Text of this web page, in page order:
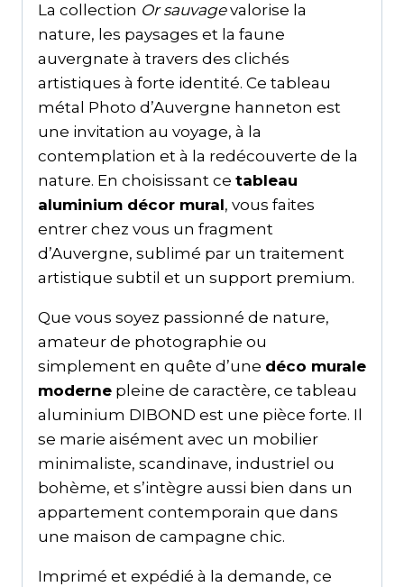
La collection Or sauvagevalorise la
nature, les paysages et la faune
auvergnate à travers des clichés
artistiques à forte identité. Ce tableau
métal Photo d’Auvergne hanneton est
une invitation au voyage, à la
contemplation et à la redécouverte de la
nature. En choisissant ce tableau
aluminium décor mural, vous faites
entrer chez vous un fragment
d’Auvergne, sublimé par un traitement
artistique subtil et un support premium.
Que vous soyez passionné de nature,
amateur de photographie ou
simplement en quête d’une déco murale
moderne pleine de caractère, ce tableau
aluminium DIBOND est une pièce forte. Il
se marie aisément avec un mobilier
minimaliste, scandinave, industriel ou
bohème, et s’intègre aussi bien dans un
appartement contemporain que dans
une maison de campagne chic.
Imprimé et expédié à la demande, ce